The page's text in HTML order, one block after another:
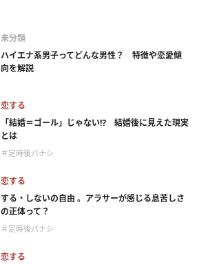
未分類
ハイエナ系男子ってどんな男性？ 特徴や恋愛傾
向を解説
恋する
「結婚＝ゴール」じゃない⁉ 結婚後に見えた現実
とは
＃定時後バナシ
恋する
する・しないの自由 。アラサーが感じる息苦しさ
の正体って？
＃定時後バナシ
恋する